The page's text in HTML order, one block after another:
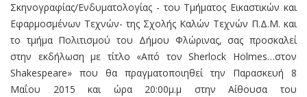
Σκηνογραφίας/Ενδυματολογίας - του Τμήματος Εικαστικών και
Εφαρμοσμένων Τεχνών- της Σχολής Καλών Τεχνών Π.Δ.Μ. και
το τμήμα Πολιτισμού του Δήμου Φλώρινας, σας προσκαλεί
στην εκδήλωση με τίτλο «Από τον Sherlock Holmes…στον
Shakespeare» που θα πραγματοποιηθεί την Παρασκευή 8
Μαΐου 2015 και ώρα 20:00μ.μ στην Αίθουσα του